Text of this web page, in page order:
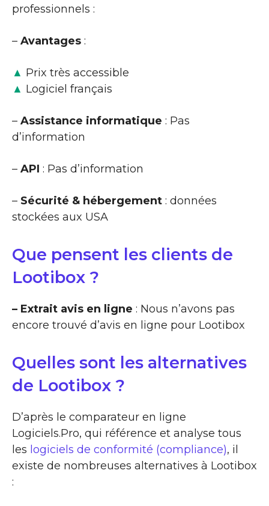
professionnels :
– Avantages :
▲ Prix très accessible
▲ Logiciel français
– Assistance informatique : Pas
d’information
– API : Pas d’information
– Sécurité & hébergement : données
stockées aux USA
Que pensent les clients de
Lootibox ?
– Extrait avis en ligne : Nous n’avons pas
encore trouvé d’avis en ligne pour Lootibox
Quelles sont les alternatives
de Lootibox ?
D’après le comparateur en ligne
Logiciels.Pro, qui référence et analyse tous
les logiciels de conformité (compliance), il
existe de nombreuses alternatives à Lootibox
: